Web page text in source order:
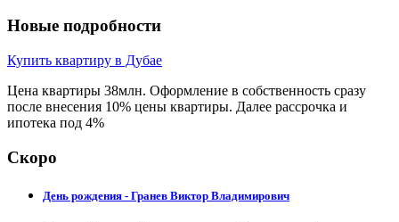
Новые подробности
Купить квартиру в Дубае
Цена квартиры 38млн. Оформление в собственность сразу
после внесения 10% цены квартиры. Далее рассрочка и
ипотека под 4%
Скоро
День рождения - Гранев Виктор Владимирович